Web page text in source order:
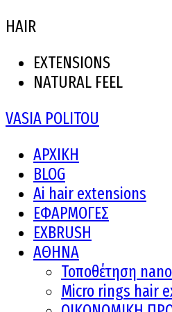
HAIR
EXTENSIONS
NATURAL FEEL
VASIA POLITOU
ΑΡΧΙΚΗ
BLOG
Ai hair extensions
ΕΦΑΡΜΟΓΕΣ
EXBRUSH
ΑΘΗΝΑ
Τοποθέτηση
Micro rings hair